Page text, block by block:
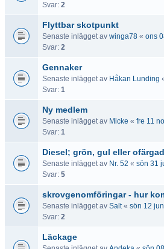
Svar: 2
Flyttbar skotpunkt
Senaste inlägget av winga78 « ons
Svar: 2
Gennaker
Senaste inlägget av Håkan Lunding
Svar: 1
Ny medlem
Senaste inlägget av Micke « fre 11
Svar: 1
Diesel; grön, gul eller
Senaste inlägget av Nr. 52 « sön 31
Svar: 5
skrovgenomföringar - hur
Senaste inlägget av Salt« sön 12
Svar: 2
Läckage